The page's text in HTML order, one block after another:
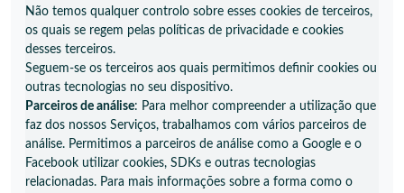
Não temos qualquer controlo sobre esses cookies de terceiros,
os quais se regem pelas políticas de privacidade e cookies
desses terceiros.
Seguem-se os terceiros aos quais permitimos definir cookies ou
outras tecnologias no seu dispositivo.
Parceiros de análise: Para melhor compreender a utilização que
faz dos nossos Serviços, trabalhamos com vários parceiros de
análise. Permitimos a parceiros de análise como a Google e o
Facebook utilizar cookies, SDKs e outras tecnologias
relacionadas. Para mais informações sobre a forma como o